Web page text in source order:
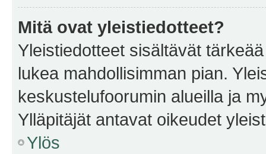
Mitä ovat yleistiedotteet?
Yleistiedotteet sisältävät
lukea mahdollisimman pian.
keskustelufoorumin alueilla ja
Ylläpitäjät antavat oikeudet
Ylös